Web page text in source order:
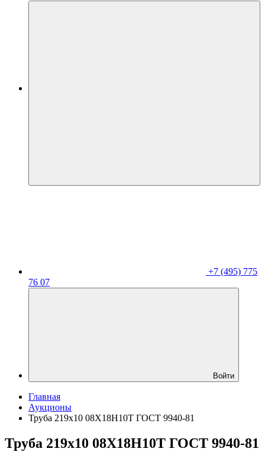
+7 (495) 775
76 07
Войти
Главная
Аукционы
Труба 219х10 08Х18Н10Т ГОСТ 9940-81
Труба 219х10 08Х18Н10Т ГОСТ 9940-81